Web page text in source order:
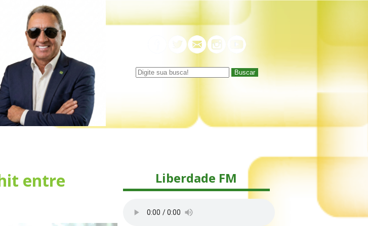
Buscar
entre
Liberdade FM